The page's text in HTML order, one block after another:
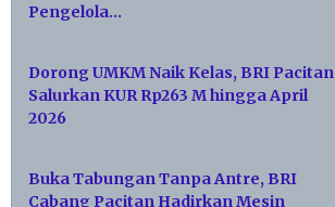
Pengelola…
Dorong UMKM Naik Kelas, BRI Pacitan
Salurkan KUR Rp263 M hingga April
2026
Buka Tabungan Tanpa Antre, BRI
Cabang Pacitan Hadirkan Mesin